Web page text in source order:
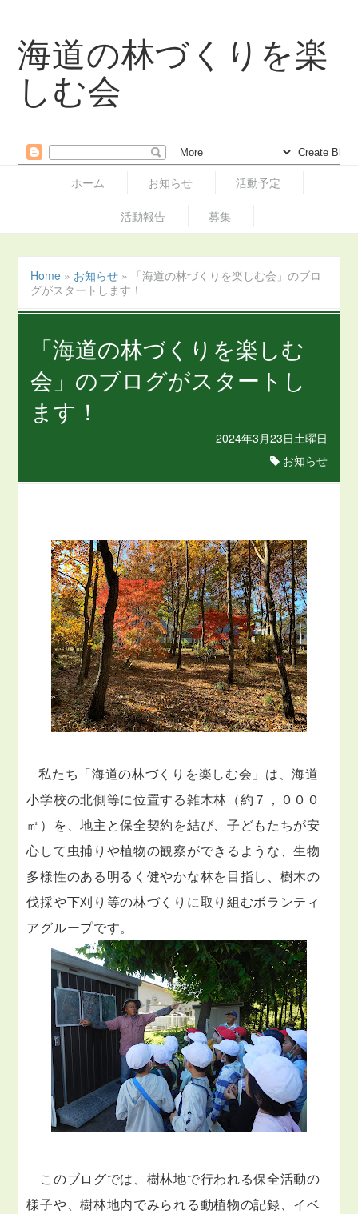
海道の林づくりを楽
しむ会
ホーム お知らせ 活動予定
活動報告 募集
Home » お知らせ »
「海道の林づくりを楽しむ会」のブロ
グがスタートします！
「海道の林づくりを楽しむ
会」のブログがスタートし
ます！
2024年3月23日土曜日
お知らせ
私たち「海道の林づくりを楽しむ会」は、海道
小学校の北側等に位置する雑木林（約７，０００
㎡）を、地主と保全契約を結び、子どもたちが安
心して虫捕りや植物の観察ができるような、生物
多様性のある明るく健やかな林を目指し、樹木の
伐採や下刈り等の林づくりに取り組むボランティ
アグループです。
このブログでは、樹林地で行われる保全活動の
様子や、樹林地内でみられる動植物の記録、イベ